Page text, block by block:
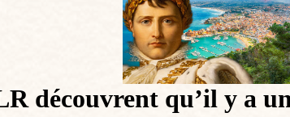
découvrent qu’il y a